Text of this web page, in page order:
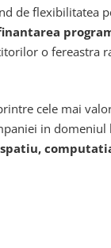
de flexibilitatea
o fereastra
cele mai
in